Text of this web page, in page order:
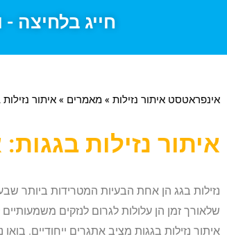
חייג בלחיצה -
אינפראטסט איתור נזילות » מאמרים » איתור
איתור נזילות
נזילות בגג הן אחת הבעיות המטרידות ביותר
שלאורך זמן הן עלולות לגרום לנזקים
איתור נזילות בגגות מציב אתגרים ייחודיים.